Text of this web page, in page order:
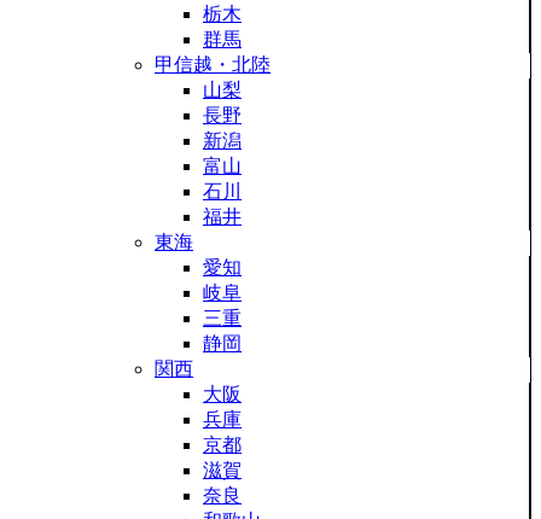
栃木
群馬
甲信越・北陸
山梨
長野
新潟
富山
石川
福井
東海
愛知
岐阜
三重
静岡
関西
大阪
兵庫
京都
滋賀
奈良